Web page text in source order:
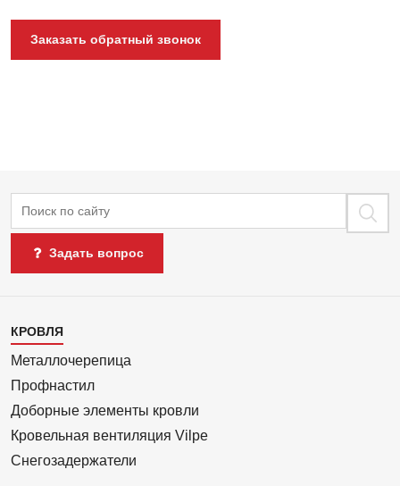
Заказать обратный звонок
Поиск
Задать вопрос
Каталог
1
КРОВЛЯ
Металлочерепица
Профнастил
Доборные элементы кровли
Кровельная вентиляция Vilpe
Снегозадержатели